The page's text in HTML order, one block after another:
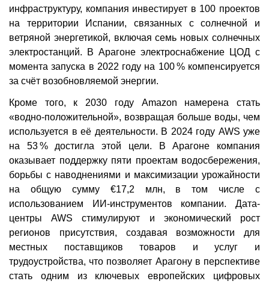
инфраструктуру, компания инвестирует в 100 проектов
на территории Испании, связанных с солнечной и
ветряной энергетикой, включая семь новых солнечных
электростанций. В Арагоне электроснабжение ЦОД с
момента запуска в 2022 году на 100 % компенсируется
за счёт возобновляемой энергии.
Кроме того, к 2030 году Amazon намерена стать
«водно-положительной», возвращая больше воды, чем
используется в её деятельности. В 2024 году AWS уже
на 53 % достигла этой цели. В Арагоне компания
оказывает поддержку пяти проектам водосбережения,
борьбы с наводнениями и максимизации урожайности
на общую сумму €17,2 млн, в том числе с
использованием ИИ-инструментов компании. Дата-
центры AWS стимулируют и экономический рост
регионов присутствия, создавая возможности для
местных поставщиков товаров и услуг и
трудоустройства, что позволяет Арагону в перспективе
стать одним из ключевых европейских цифровых